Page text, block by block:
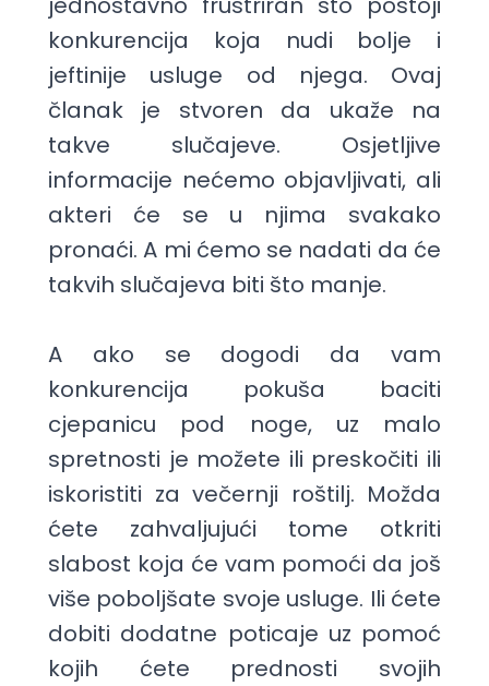
konkurencija koja nudi bolje i
jeftinije usluge od njega. Ovaj
članak je stvoren da ukaže na
takve slučajeve. Osjetljive
informacije nećemo objavljivati, ali
akteri će se u njima svakako
pronaći. A mi ćemo se nadati da će
takvih slučajeva biti što manje.
A ako se dogodi da vam
konkurencija pokuša baciti
cjepanicu pod noge, uz malo
spretnosti je možete ili preskočiti ili
iskoristiti za večernji roštilj. Možda
ćete zahvaljujući tome otkriti
slabost koja će vam pomoći da još
više poboljšate svoje usluge. Ili ćete
dobiti dodatne poticaje uz pomoć
kojih ćete prednosti svojih